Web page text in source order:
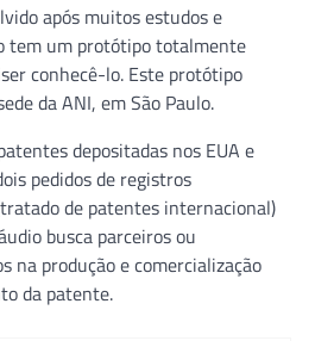
após muitos estudos e
tem um protótipo totalmente
conhecê-lo. Este protótipo
da ANI, em São Paulo.
depositadas nos EUA e
pedidos de registros
de patentes internacional)
busca parceiros ou
na produção e comercialização
da patente.